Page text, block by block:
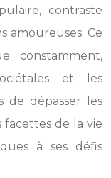
contraste
amoureuses. Ce
constamment,
et les
de dépasser les
de la vie
à ses défis